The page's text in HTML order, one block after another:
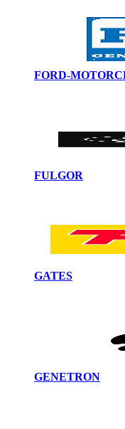
FORD-
FULGOR
GATES
GENETRON